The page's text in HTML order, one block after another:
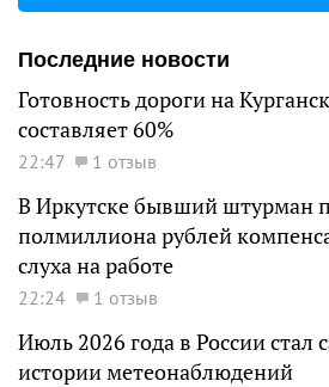
Последние новости
Готовность дороги на
составляет 60%
22:47 1 отзыв
В Иркутске бывший штурман
полмиллиона рублей
слуха на работе
22:24 1 отзыв
Июль 2026 года в России
истории метеонаблюдений